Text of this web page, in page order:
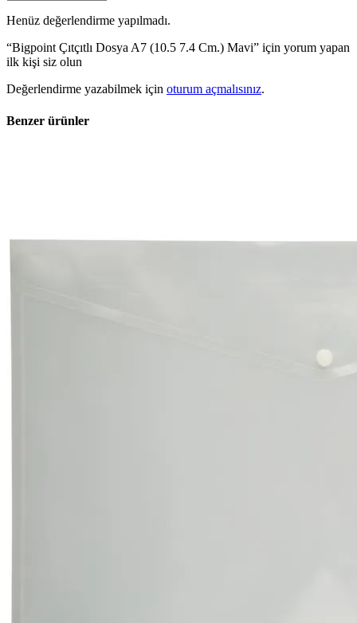
Henüz değerlendirme yapılmadı.
“Bigpoint Çıtçıtlı Dosya A7 (10.5 7.4 Cm.) Mavi” için yorum yapan
ilk kişi siz olun
Değerlendirme yazabilmek için oturum açmalısınız.
Benzer ürünler